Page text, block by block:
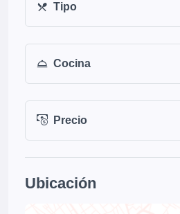
Tipo
Cocina
Precio
Ubicación